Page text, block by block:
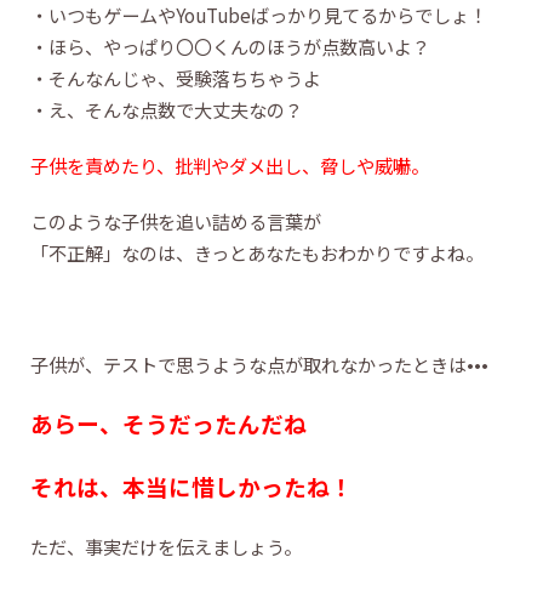
・いつもゲームやYouTubeばっかり見てるからでしょ！
・ほら、やっぱり〇〇くんのほうが点数高いよ？
・そんなんじゃ、受験落ちちゃうよ
・え、そんな点数で大丈夫なの？
子供を責めたり、批判やダメ出し、脅しや威嚇。
このような子供を追い詰める言葉が
「不正解」なのは、きっとあなたもおわかりですよね。
子供が、テストで思うような点が取れなかったときは•••
あらー、そうだったんだね
それは、本当に惜しかったね！
ただ、事実だけを伝えましょう。